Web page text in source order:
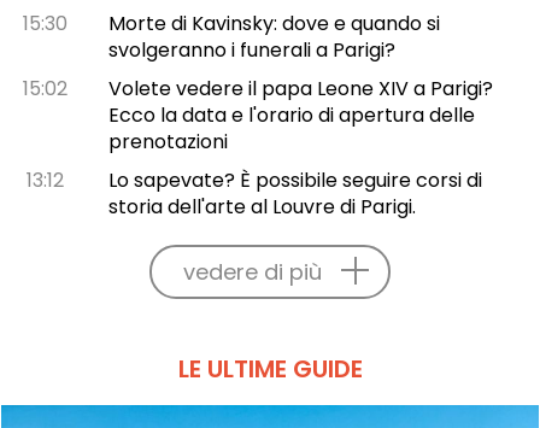
15:30
Morte di Kavinsky: dove e quando si
svolgeranno i funerali a Parigi?
15:02
Volete vedere il papa Leone XIV a Parigi?
Ecco la data e l'orario di apertura delle
prenotazioni
13:12
Lo sapevate? È possibile seguire corsi di
storia dell'arte al Louvre di Parigi.
vedere di più
LE ULTIME GUIDE